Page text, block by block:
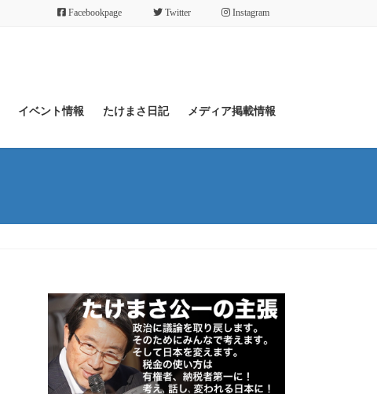
Facebookpage Twitter Instagram
イベント情報 たけまさ日記 メディア掲載情報